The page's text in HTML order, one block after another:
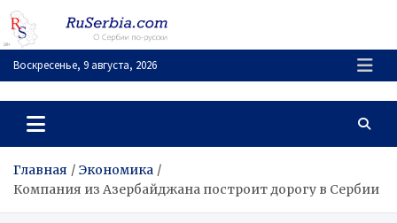
Перейти
содержимому
Воскресенье, 9 августа, 2026
RuSerbia.com
О Сербии – по-русски
Главная
Экономика
Компания из Азербайджана построит дорогу в Сербии